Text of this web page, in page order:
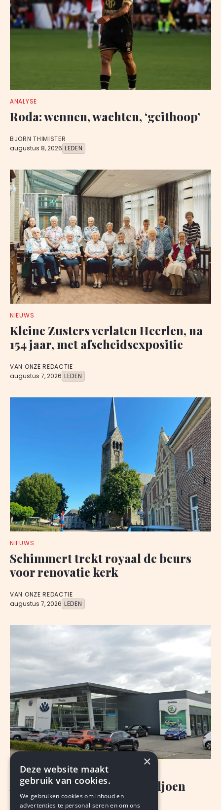
ANALYSE
Roda: wennen, wachten, ‘geithoop’
BJORN THIMISTER
augustus 8, 2026 LEDEN
NIEUWS
Kleine Zusters verlaten Heerlen, na
154 jaar, met afscheidsexpositie
VAN ONZE REDACTIE
augustus 7, 2026 LEDEN
NIEUWS
Schimmert trekt royaal de beurs
voor renovatie kerk
VAN ONZE REDACTIE
augustus 7, 2026 LEDEN
NIEUWS
Autobedrijf Wealer: 207 miljoen
omzet en meer winst
×
Deze website maakt
gebruik van cookies.
We gebruiken cookies om inhoud en
advertenties te personaliseren en om ons